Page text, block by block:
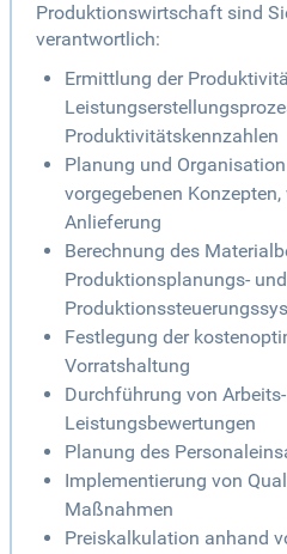
Produktionswirtschaft sind
verantwortlich:
Ermittlung der
Produktivitätskennzahlen
Planung und
vorgegebenen
Anlieferung
Berechnung des
Produktionsplanungs- und
Festlegung der
Vorratshaltung
Durchführung von
Leistungsbewertungen
Planung des
Implementierung von
Maßnahmen
Preiskalkulation anhand